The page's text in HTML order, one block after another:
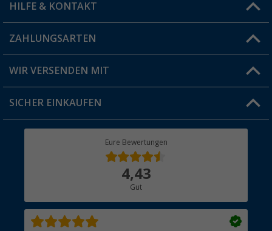
Vorteilskarte
Blog
Jobs & Karriere
HILFE & KONTAKT
FAQ & Kontakt
Versandinformationen
Rücksendung
ZAHLUNGSARTEN
WIR VERSENDEN MIT
SICHER EINKAUFEN
Eure Bewertungen
4,43
Gut